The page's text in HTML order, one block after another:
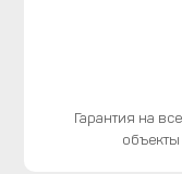
Гарантия на